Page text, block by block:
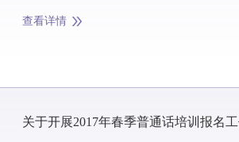
查看详情
关于开展2017年春季普通话培训报名